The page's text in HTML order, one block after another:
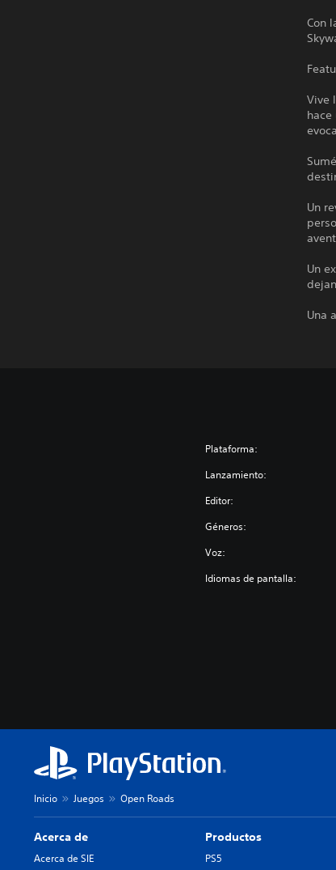
Con
Vive
Un
Un
Una
Plataforma:
Lanzamiento:
Editor:
Géneros:
Voz:
Idiomas de pantalla:
Inicio Juegos Open Roads
Acerca de
Acerca de SIE
Productos
PS5